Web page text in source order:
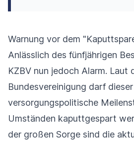
Warnung vor dem
Anlässlich des fünfjährigen
KZBV nun jedoch Alarm. Laut
Bundesvereinigung darf dieser
versorgungspolitische
Umständen kaputtgespart
der großen Sorge sind die